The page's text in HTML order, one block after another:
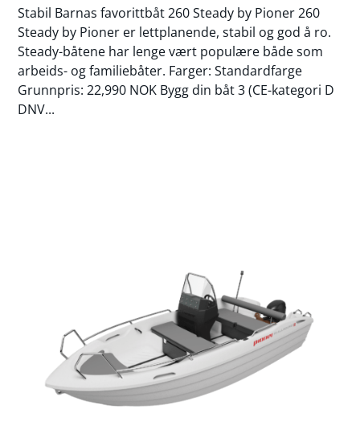
Stabil Barnas favorittbåt 260 Steady by Pioner 260
Steady by Pioner er lettplanende, stabil og god å ro.
Steady-båtene har lenge vært populære både som
arbeids- og familiebåter. Farger: Standardfarge
Grunnpris: 22,990 NOK Bygg din båt 3 (CE-kategori D
DNV...